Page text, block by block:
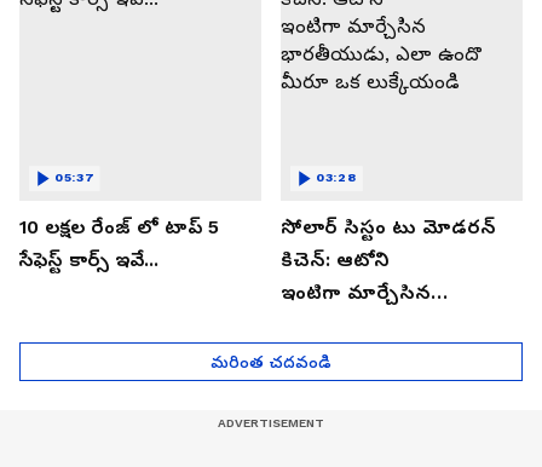
10 లక్షల రేంజ్ లో టాప్ 5
సేఫెస్ట్ కార్స్ ఇవే...
05:37
సోలార్ సిస్టం టు మోడరన్
కిచెన్: ఆటోని
ఇంటిగా మార్చేసిన
మీరూ ఒక లుక్కేయండి
03:28
మరింత చదవండి